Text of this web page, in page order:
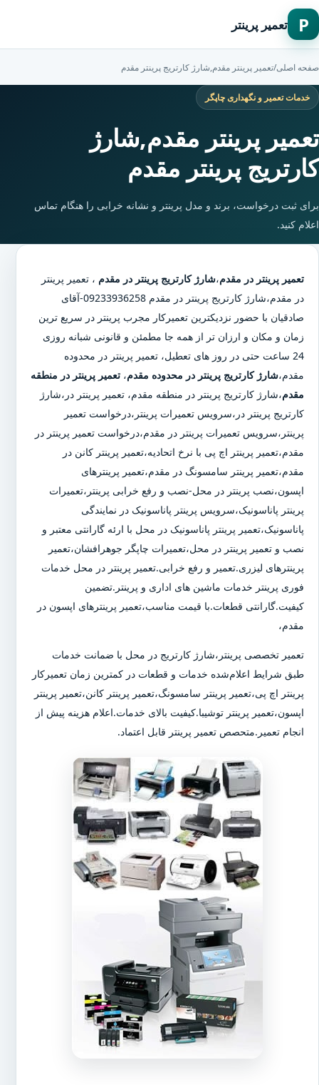
P تعمیر پرینتر
صفحه اصلی/تعمیر پرینتر مقدم,شارژ کارتریج پرینتر مقدم
خدمات تعمیر و نگهداری چاپگر
تعمیر پرینتر مقدم,شارژ
کارتریج پرینتر مقدم
برای ثبت درخواست، برند و مدل پرینتر و نشانه خرابی را هنگام تماس
اعلام کنید.
تعمیر پرینتر در مقدم،شارژ کارتریج پرینتر در مقدم ، تعمیر پرینتر
در مقدم،شارژ کارتریج پرینتر در مقدم
09233936258-آقای
صادقیان با حضور نزدیکترین تعمیرکار مجرب پرینتر در سریع ترین
زمان و مکان و ارزان تر از همه جا مطمئن و قانونی شبانه روزی
24 ساعت حتی در روز های تعطیل، تعمیر پرینتر در محدوده
مقدم،شارژ کارتریج پرینتر در محدوده مقدم، تعمیر پرینتر در منطقه
مقدم،شارژ کارتریج پرینتر در منطقه مقدم، تعمیر پرینتر در،شارژ
کارتریج پرینتر در،سرویس تعمیرات پرینتر،درخواست تعمیر
پرینتر،سرویس تعمیرات پرینتر در مقدم،درخواست تعمیر پرینتر در
مقدم،تعمیر پرینتر اچ پی با نرخ اتحادیه،تعمیر پرینتر کانن در
مقدم،تعمیر پرینتر سامسونگ در مقدم،تعمیر پرینترهای
اپسون،نصب پرینتر در محل-نصب و رفع خرابی پرینتر،تعمیرات
پرینتر پاناسونیک،سرویس پرینتر پاناسونیک در نمایندگی
پاناسونیک،تعمیر پرینتر پاناسونیک در محل با ارئه گارانتی معتبر و
نصب و تعمیر پرینتر در محل،تعمیرات چاپگر جوهرافشان،تعمیر
پرینترهای لیزری.تعمیر و رفع خرابی.تعمیر پرینتر در محل خدمات
فوری پرینتر خدمات ماشین های اداری و پرینتر.تضمین
کیفیت.گارانتی قطعات.با قیمت مناسب،تعمیر پرینترهای اپسون در
مقدم،
تعمیر تخصصی پرینتر،شارژ کارتریج در محل با ضمانت خدمات
طبق شرایط اعلام‌شده خدمات و قطعات در کمترین زمان تعمیرکار
پرینتر اچ پی،تعمیر پرینتر سامسونگ،تعمیر پرینتر کانن،تعمیر پرینتر
اپسون،تعمیر پرینتر توشیبا.کیفیت بالای خدمات.اعلام هزینه پیش از
انجام تعمیر.متحصص تعمیر پرینتر قابل اعتماد.